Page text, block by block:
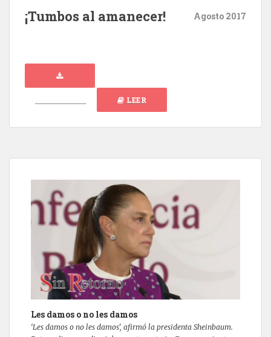
¡Tumbos al amanecer! Agosto 2017
LEER
Les damos o no les damos
‘Les damos o no les damos’, afirmó la presidenta Sheinbaum.